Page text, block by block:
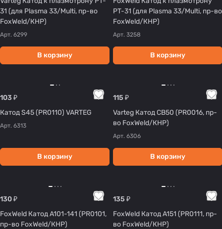
31 (для Plasma 33/Multi, пр-во
FoxWeld/КНР)
Арт. 6299
В корзину
PT-31 (для Plasma 33/Multi, пр-во
FoxWeld/КНР)
Арт. 3258
В корзину
103 ₽
Катод S45 (PR0110) VARTEG
Арт. 6313
В корзину
115 ₽
Varteg Катод CB50 (PR0016, пр-
во FoxWeld/КНР)
Арт. 6306
В корзину
130 ₽
FoxWeld Катод A101-141 (PR0101,
пр-во FoxWeld/КНР)
135 ₽
FoxWeld Катод A151 (PR0111, пр-
во FoxWeld/КНР)